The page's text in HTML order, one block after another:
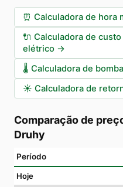
⏰ Calculadora de hora
🔌 Calculadora de
elétrico →
🌡️ Calculadora de
☀️ Calculadora de
Comparação de
Druhy
Período
Hoje